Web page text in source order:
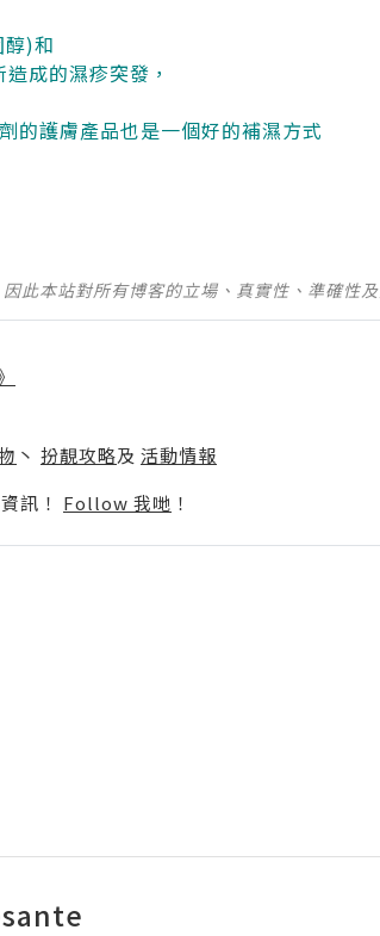
)和
成的濕疹突發，
的護膚產品也是一個好的補濕方式
此本站對所有博客的立場、真實性、準確性
丶 扮靚攻略及 活動情報
訊！ Follow 我哋 ！